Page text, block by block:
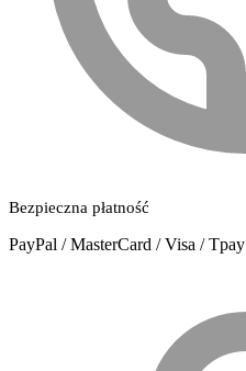
Bezpieczna płatność
PayPal / MasterCard / Visa / Tpay